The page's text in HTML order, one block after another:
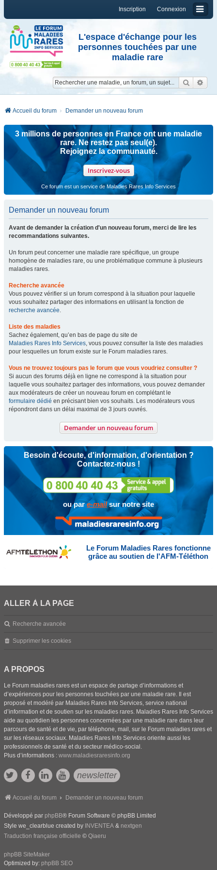
Connexion
Inscription
L'espace d'échange pour les
personnes touchées par une
maladie rare
Accueil du forum Demander un nouveau forum
3 millions de personnes en France ont une maladie
rare. Ne restez pas seul(e).
Rejoignez la communauté.
Inscrivez-vous
Ce forum est un service de Maladies Rares Info Services
Demander un nouveau forum
Avant de demander la création d'un nouveau forum, merci de lire les
recommandations suivantes.
Un forum peut concerner une maladie rare spécifique, un groupe
homogène de maladies rare, ou une problématique commune à plusieurs
maladies rares.
Recherche avancée
Vous pouvez vérifier si un forum correspond à la situation pour laquelle
vous souhaitez partager des informations en utilisant la fonction de
recherche avancée.
Liste des maladies
Sachez également, qu’en bas de page du site de
Maladies Rares Info Services, vous pouvez consulter la liste des maladies
pour lesquelles un forum existe sur le Forum maladies rares.
Vous ne trouvez toujours pas le forum que vous voudriez consulter ?
Si aucun des forums déjà en ligne ne correspond à la situation pour
laquelle vous souhaitez partager des informations, vous pouvez demander
aux modérateurs de créer un nouveau forum en complétant le
formulaire dédié en précisant bien vos souhaits. Les modérateurs vous
répondront dans un délai maximal de 3 jours ouvrés.
Demander un nouveau forum
Besoin d'écoute, d'information, d'orientation ?
Contactez-nous !
ou pare-mailsur notre site
Le Forum Maladies Rares fonctionne
grâce au soutien de l'AFM-Téléthon
ALLER À LA PAGE
Recherche avancée
Supprimer les cookies
A PROPOS
Le Forum maladies rares est un espace de partage d’informations et
d’expériences pour les personnes touchées par une maladie rare. Il est
proposé et modéré par Maladies Rares Info Services, service national
d’information et de soutien sur les maladies rares. Maladies Rares Info Services
aide au quotidien les personnes concernées par une maladie rare dans leur
parcours de santé et de vie, par téléphone, mail, sur le Forum maladies rares et
sur les réseaux sociaux. Maladies Rares Info Services oriente aussi les
professionnels de santé et du secteur médico-social.
Plus d’informations : www.maladiesraresinfo.org
newsletter
Accueil du forum Demander un nouveau forum
Développé par phpBB® Forum Software © phpBB Limited
Style we_clearblue created by INVENTEA & nextgen
Traduction française officielle © Qiaeru
phpBB SiteMaker
Optimized by: phpBB SEO